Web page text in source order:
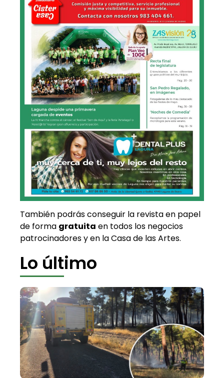
También podrás conseguir la revista en papel
de forma gratuita en todos los negocios
patrocinadores y en la Casa de las Artes.
Lo último